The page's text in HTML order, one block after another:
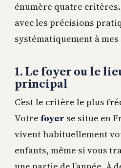
énumère quatre
avec les précisions
systématiquement à
1. Le foyer ou le
principal
C’est le critère le plus
Votre foyer se situe en
vivent habituellement
enfants, même si vous